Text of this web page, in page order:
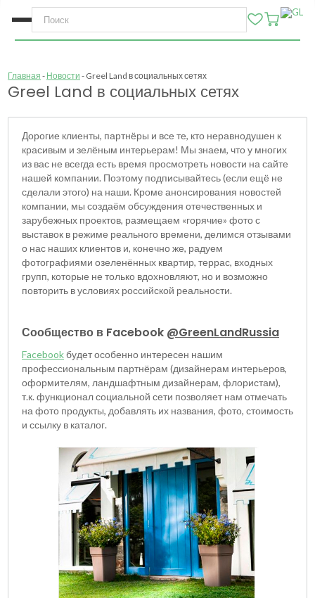
Главная Новости Greel Land в социальных сетях
Greel Land в социальных сетях
Дорогие клиенты, партнёры и все те, кто неравнодушен к
красивым и зелёным интерьерам! Мы знаем, что у многих
из вас не всегда есть время просмотреть новости на сайте
нашей компании. Поэтому подписывайтесь (если ещё не
сделали этого) на наши. Кроме анонсирования новостей
компании, мы создаём обсуждения отечественных и
зарубежных проектов, размещаем «горячие» фото с
выставок в режиме реального времени, делимся отзывами
о нас наших клиентов и, конечно же, радуем
фотографиями озеленённых квартир, террас, входных
групп, которые не только вдохновляют, но и возможно
повторить в условиях российской реальности.
Сообщество в Facebook @GreenLandRussia
Facebookбудет особенно интересен нашим
профессиональным партнёрам (дизайнерам интерьеров,
оформителям, ландшафтным дизайнерам, флористам),
т.к. функционал социальной сети позволяет нам отмечать
на фото продукты, добавлять их названия, фото, стоимость
и ссылку в каталог.